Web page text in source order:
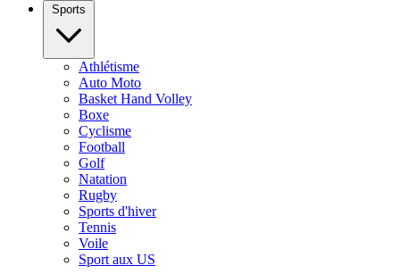
Sports
Athlétisme
Auto Moto
Basket Hand Volley
Boxe
Cyclisme
Football
Golf
Natation
Rugby
Sports d'hiver
Tennis
Voile
Sport aux US